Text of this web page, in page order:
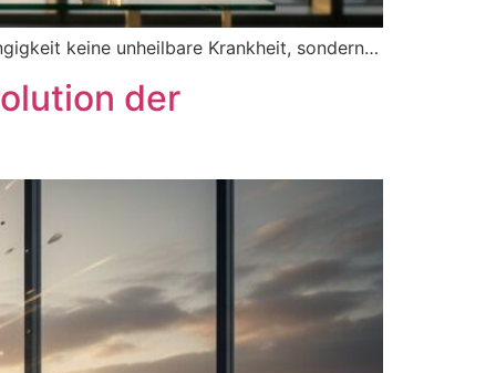
keine unheilbare Krankheit, sondern…
der